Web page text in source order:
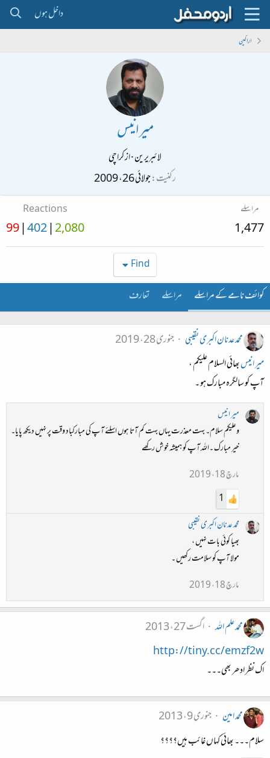
داخل ہوں
اراکین
میر انیس
لائبریرین·ازکراچی
رکنیت جولائی 26، 2009
مراسلے
1,477
Reactions
2,080
402
99
Find
کوائف نامے کے مراسلے مراسلے تعارف
محمد عدنان اکبری نقیبی
جنوری 28، 2019
میر انیسبھائی السلام علیکم ،
آپ کو سالگرہ مبارک ہو ۔
میر انیس
وعلیکم سلام۔ بہت معذرت یہاں بہت کم آتا ہوں اسلئے آپ کی مبارکباد وقت پر نہیں دیکھ پایا۔
خیر مبارک ۔اللہ آپ کو ہمیشہ خوش رکھے
مارچ 18، 2019
1
محمد عدنان اکبری نقیبی
بھیا کوئی بات نہیں ،
مولا آپ کو سلامت رکھیں ۔
مارچ 18، 2019
محمد علم اللہ
اگست 27، 2013
http://tiny.cc/emzf2w
اک نظر ادھر بھی۔۔۔
محمد امین
جنوری 9، 2013
سلام۔۔۔ بھائی کہاں غائب ہیں؟؟؟؟